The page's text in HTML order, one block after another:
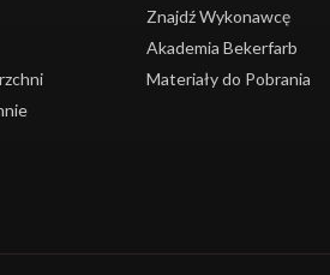
Znajdź Wykonawcę
Akademia Bekerfarb
Materiały do Pobrania